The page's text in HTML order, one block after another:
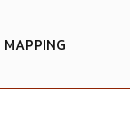
MAPPING